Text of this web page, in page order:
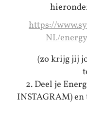
https://
NL/
(zo krijg jij
2. Deel je
INSTAGRAM)